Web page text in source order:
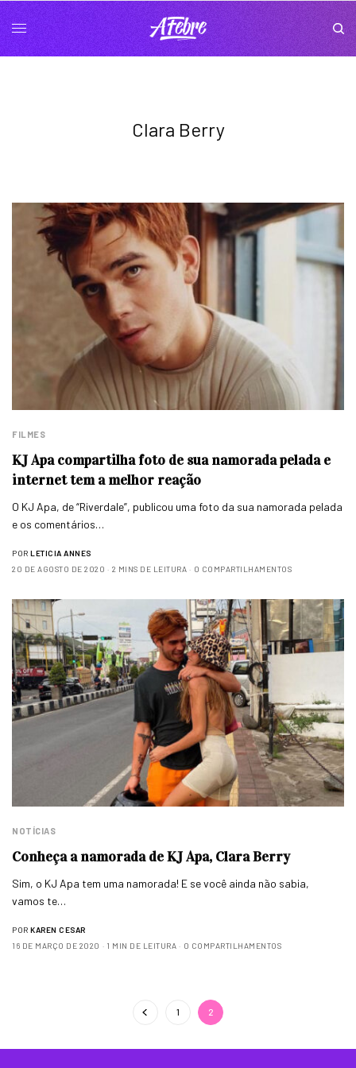
Clara Berry
FILMES
KJ Apa compartilha foto de sua namorada pelada e
internet tem a melhor reação
O KJ Apa, de “Riverdale”, publicou uma foto da sua namorada pelada
e os comentários…
POR LETICIA ANNES
20 DE AGOSTO DE 2020
2 MINS DE LEITURA 0 COMPARTILHAMENTOS
NOTÍCIAS
Conheça a namorada de KJ Apa, Clara Berry
Sim, o KJ Apa tem uma namorada! E se você ainda não sabia,
vamos te…
POR KAREN CESAR
16 DE MARÇO DE 2020
1 MIN DE LEITURA 0 COMPARTILHAMENTOS
1 2